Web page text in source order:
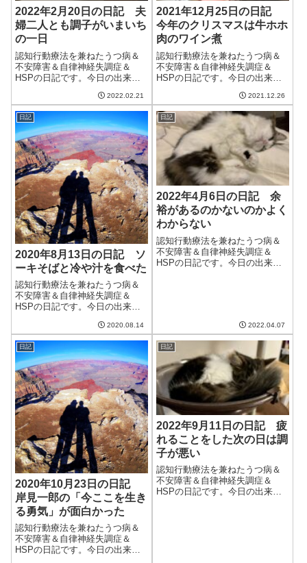
2022年2月20日の日記 夫
婦二人とも調子がいまいち
の一日
認知行動療法を兼ねたうつ病＆
不安障害＆自律神経失調症＆
HSPの日記です。今日の出来事
結局一日中天気が悪かった。し
かも強い低気圧が通過したらし
く、そのせいか夫婦ともに調子
がいまいち。夫は午後から頭痛
がしてしんどかっ...
2022.02.21
2021年12月25日の日記
今年のクリスマスは牛ホホ
肉のワイン煮
認知行動療法を兼ねたうつ病＆
不安障害＆自律神経失調症＆
HSPの日記です。今日の出来事
く、過ごしやすい一日だった。
でも明日からは強烈な寒波が来
るらしい。今のところ雪予報は
ないけど、しっかりと暖かくし
てすごそう。午前...
2021.12.26
日記
2020年8月13日の日記 ソ
ーキそばと冷や汁を食べた
認知行動療法を兼ねたうつ病＆
不安障害＆自律神経失調症＆
HSPの日記です。今日の出来事
雷雨の天気。昨日ほど激しい雷
雨ではなかったもののゴロゴロ
と鳴って雨が降っていた。そし
て我が家の猫は相変わらず雷に
は興味なし。大物...
2020.08.14
日記
2022年4月6日の日記 余
裕があるのかないのかよく
わからない
認知行動療法を兼ねたうつ病＆
不安障害＆自律神経失調症＆
HSPの日記です。今日の出来事
2022.04.07
日記
2020年10月23日の日記
岸見一郎の「今ここを生き
る勇気」が面白かった
認知行動療法を兼ねたうつ病＆
不安障害＆自律神経失調症＆
HSPの日記です。今日の出来事
日記
2022年9月11日の日記 疲
れることをした次の日は調
子が悪い
認知行動療法を兼ねたうつ病＆
不安障害＆自律神経失調症＆
HSPの日記です。今日の出来事